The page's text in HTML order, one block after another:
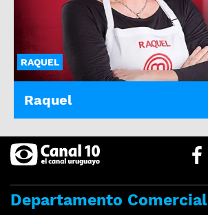
RAQUEL
Raquel
Departamento Comercial